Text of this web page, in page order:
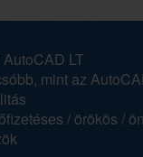
LT
mint az
/ örökös /